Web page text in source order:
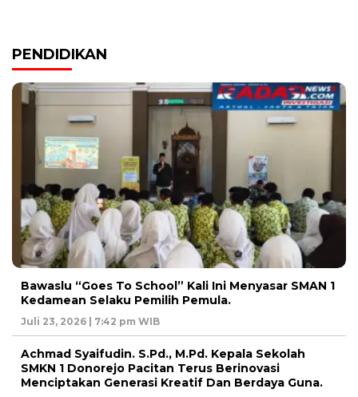
PENDIDIKAN
Bawaslu “Goes To School” Kali Ini Menyasar SMAN 1
Kedamean Selaku Pemilih Pemula.
Juli 23, 2026 | 7:42 pm WIB
Achmad Syaifudin. S.Pd., M.Pd. Kepala Sekolah
SMKN 1 Donorejo Pacitan Terus Berinovasi
Menciptakan Generasi Kreatif Dan Berdaya Guna.